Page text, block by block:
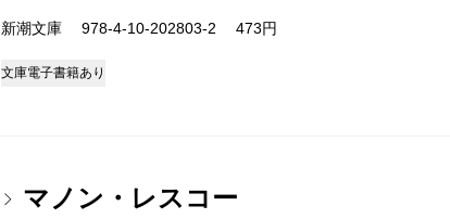
新潮文庫 978-4-10-202803-2 473円
文庫電子書籍あり
マノン・レスコー